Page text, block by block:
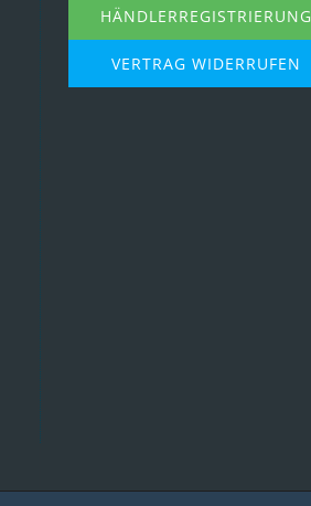
HÄNDLERREGISTRIERUNG
VERTRAG WIDERRUFEN